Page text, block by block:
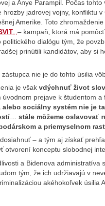
a Anye Parampil. Počas
jadrovej vojny, konfliktu
Amerike. Toto
– kampaň, ktorá má
dialógu tým, že
prinútili kandidátov, aby si
nie je do tohto úsilia
je však vdýchnuť život
úvodnom prejave k študentom
alebo sociálny systém nie je
… stále môžeme oslavovať
a priemyselnom
– a tým aj získať
otvorení konceptu slobodnej
a Bidenova administratíva
tým, že ich udržiavajú v
akéhokoľvek úsilia